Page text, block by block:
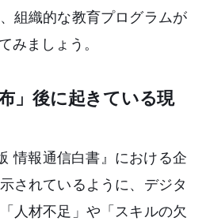
組織的な教育プログラムが
みましょう。
」後に起きている現
情報通信白書』における企
されているように、デジタ
人材不足」や「スキルの欠